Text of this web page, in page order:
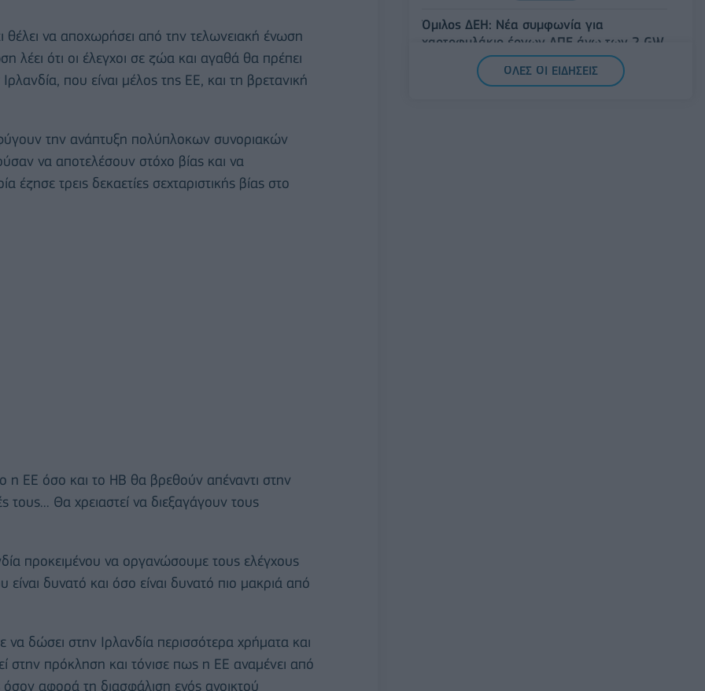
να αποχωρήσει από την τελωνειακή ένωση
ότι οι έλεγχοι σε ζώα και αγαθά θα πρέπει
που είναι μέλος της ΕΕ, και τη βρετανική
την ανάπτυξη πολύπλοκων συνοριακών
να αποτελέσουν στόχο βίας και να
τρεις δεκαετίες σεχταριστικής βίας στο
η ΕΕ όσο και το ΗΒ θα βρεθούν απέναντι στην
τους... Θα χρειαστεί να διεξαγάγουν τους
προκειμένου να οργανώσουμε τους ελέγχους
δυνατό και όσο είναι δυνατό πιο μακριά από
δώσει στην Ιρλανδία περισσότερα χρήματα και
στην πρόκληση και τόνισε πως η ΕΕ αναμένει από
όσον αφορά τη διασφάλιση ενός ανοικτού
Όμιλος ΔΕΗ: Νέα συμφωνία για
χαρτοφυλάκιο έργων ΑΠΕ άνω των 2 GW
σε Πολωνία και Ουγγαρία
08/08/2026 - 10:26
ΟΛΕΣ ΟΙ ΕΙΔΗΣΕΙΣ